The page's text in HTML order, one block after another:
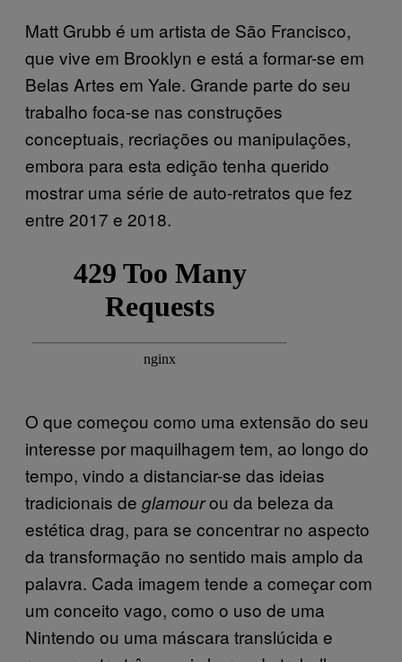
Matt Grubb é um artista de São Francisco,
que vive em Brooklyn e está a formar-se em
Belas Artes em Yale. Grande parte do seu
trabalho foca-se nas construções
conceptuais, recriações ou manipulações,
embora para esta edição tenha querido
mostrar uma série de auto-retratos que fez
entre 2017 e 2018.
O que começou como uma extensão do seu
interesse por maquilhagem tem, ao longo do
tempo, vindo a distanciar-se das ideias
tradicionais de glamourou da beleza da
estética drag, para se concentrar no aspecto
da transformação no sentido mais amplo da
palavra. Cada imagem tende a começar com
um conceito vago, como o uso de uma
Nintendo ou uma máscara translúcida e